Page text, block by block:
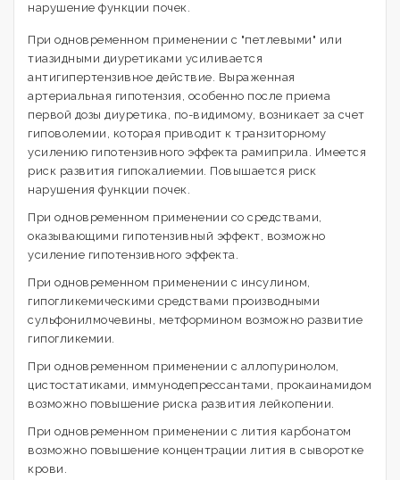
нарушение функции почек.
При одновременном применении с "петлевыми" или
тиазидными диуретиками усиливается
антигипертензивное действие. Выраженная
артериальная гипотензия, особенно после приема
первой дозы диуретика, по-видимому, возникает за счет
гиповолемии, которая приводит к транзиторному
усилению гипотензивного эффекта рамиприла. Имеется
риск развития гипокалиемии. Повышается риск
нарушения функции почек.
При одновременном применении со средствами,
оказывающими гипотензивный эффект, возможно
усиление гипотензивного эффекта.
При одновременном применении с инсулином,
гипогликемическими средствами производными
сульфонилмочевины, метформином возможно развитие
гипогликемии.
При одновременном применении с аллопуринолом,
цистостатиками, иммунодепрессантами, прокаинамидом
возможно повышение риска развития лейкопении.
При одновременном применении с лития карбонатом
возможно повышение концентрации лития в сыворотке
крови.